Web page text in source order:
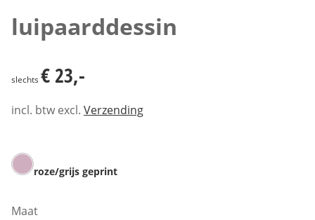
luipaarddessin
slechts € 23,-
incl. btw excl. Verzending
roze/grijs geprint
Maat